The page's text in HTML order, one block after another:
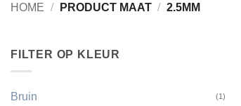
HOME / PRODUCT MAAT / 2.5MM
FILTER OP KLEUR
Bruin (1)